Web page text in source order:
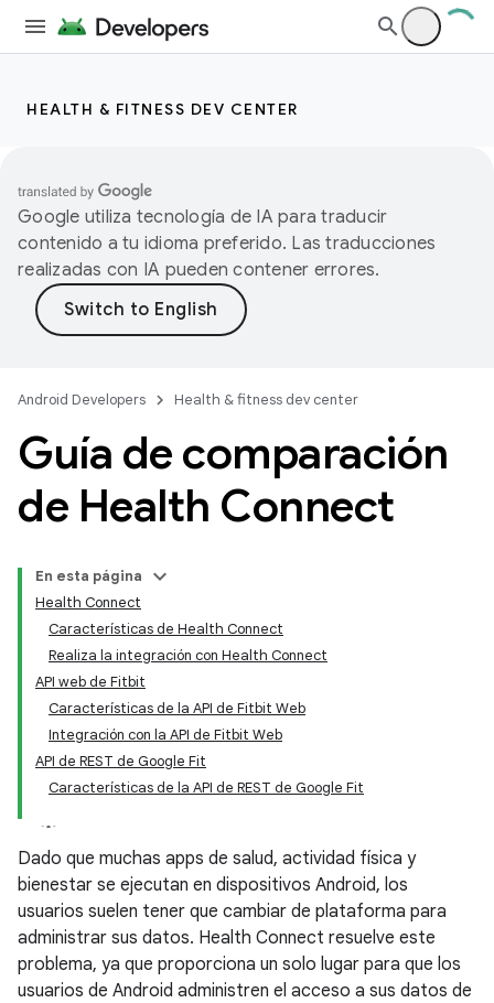
HEALTH & FITNESS DEV CENTER
Google utiliza tecnología de IA para traducir
contenido a tu idioma preferido. Las traducciones
realizadas con IA pueden contener errores.
Android Developers Health & fitness dev center
Guía de comparación
de Health Connect
En esta página
Health Connect
Características de Health Connect
Realiza la integración con Health Connect
API web de Fitbit
Características de la API de Fitbit Web
Integración con la API de Fitbit Web
API de REST de Google Fit
Características de la API de REST de Google Fit
Dado que muchas apps de salud, actividad física y
bienestar se ejecutan en dispositivos Android, los
usuarios suelen tener que cambiar de plataforma para
administrar sus datos. Health Connect resuelve este
problema, ya que proporciona un solo lugar para que los
usuarios de Android administren el acceso a sus datos de